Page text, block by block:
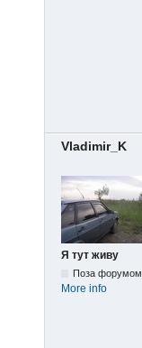
Vladimir_K
Я тут живу
Поза форумом
More info